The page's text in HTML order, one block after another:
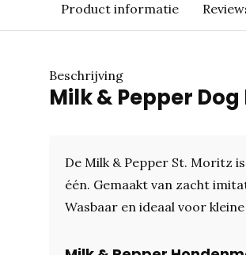
Product informatie
Beschrijving
Milk & Pepper
De Milk & Pepper St. Moritz
één. Gemaakt van zacht
Wasbaar en ideaal voor